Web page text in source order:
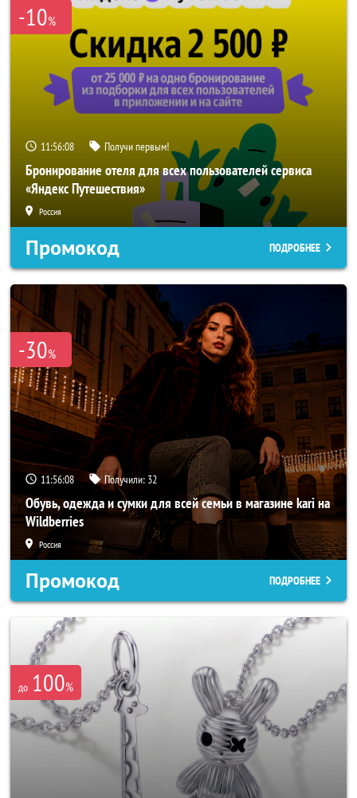
-10%
11:56:06 Получи первым!
Бронирование отеля для всех пользователей сервиса
«Яндекс Путешествия»
Россия
Промокод ПОДРОБНЕЕ
-30%
11:56:06 Получили: 32
Обувь, одежда и сумки для всей семьи в магазине kari на
Wildberries
Россия
Промокод ПОДРОБНЕЕ
до 100%